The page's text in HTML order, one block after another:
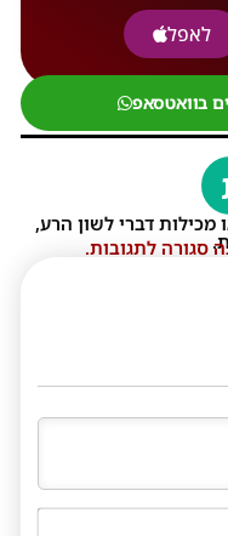
לאפל
בוואטסאפ
מכילות דברי לשון הרע,
סגורה לתגובות.
שם*